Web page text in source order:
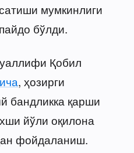
мумкинлиги
бўлди.
Қобил
, ҳозирги
бандликка қарши
йўли оқилона
фойдаланиш.